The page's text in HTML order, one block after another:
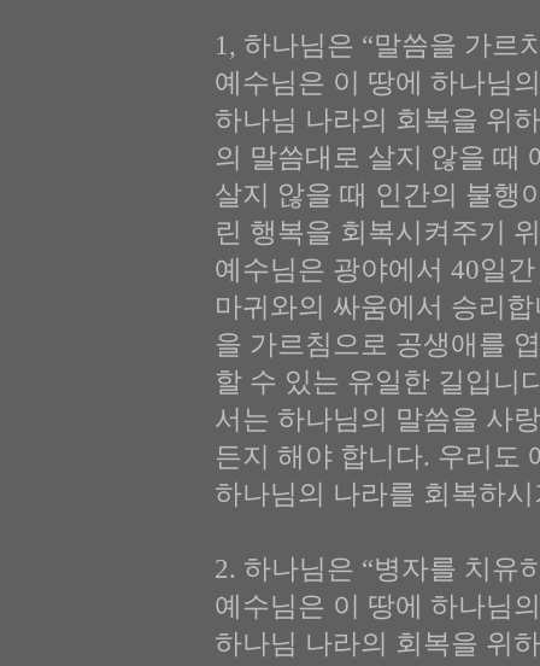
1, 하나님은 “말씀을 가르
예수님은 이 땅에 하나님
하나님 나라의 회복을 위
의 말씀대로 살지 않을 때
살지 않을 때 인간의 불행
린 행복을 회복시켜주기
예수님은 광야에서 40일
마귀와의 싸움에서 승리
을 가르침으로 공생애를
할 수 있는 유일한 길입니
서는 하나님의 말씀을 사
든지 해야 합니다. 우리도
하나님의 나라를 회복하
2. 하나님은 “병자를 치유
예수님은 이 땅에 하나님
하나님 나라의 회복을 위